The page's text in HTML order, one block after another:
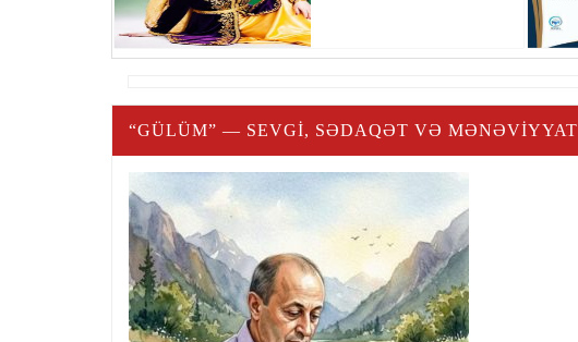
“GÜLÜM” — SEVGI, SƏDAQƏT VƏ MƏNƏVIYYAT